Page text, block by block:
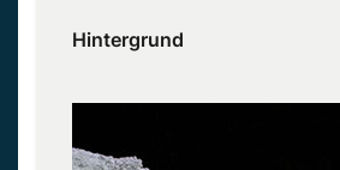
Hintergrund